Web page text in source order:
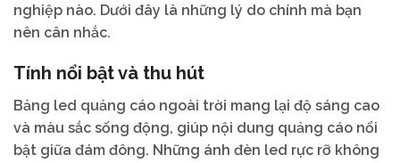
nghiệp nào. Dưới đây là những lý do chính mà bạn
nên cân nhắc.
Tính nổi bật và thu hút
Bảng led quảng cáo ngoài trời mang lại độ sáng cao
và màu sắc sống động, giúp nội dung quảng cáo nổi
bật giữa đám đông. Những ánh đèn led rực rỡ không